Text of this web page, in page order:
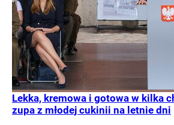
Lekka, kremowa i gotowa w kilka
zupa z młodej cukinii na letnie dni